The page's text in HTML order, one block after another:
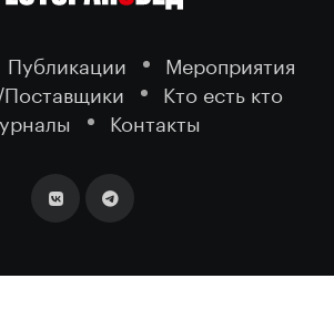
Публикации
Мероприятия
Кто есть кто
Контакты